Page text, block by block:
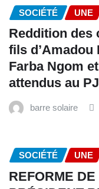
SOCIÉTÉ UNE
Reddition des
fils d’Amadou
Farba Ngom
attendus au
barre solaire
SOCIÉTÉ UNE
REFORME